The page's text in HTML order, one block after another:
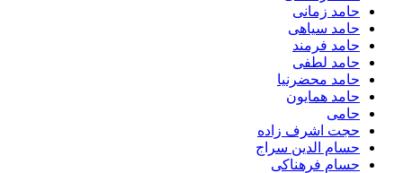
حامد زمانی
حامد سیاهی
حامد فرمند
حامد لطفی
حامد محضرنیا
حامد همایون
حامی
حجت اشرف زاده
حسام الدین سراج
حسام فرهناکی